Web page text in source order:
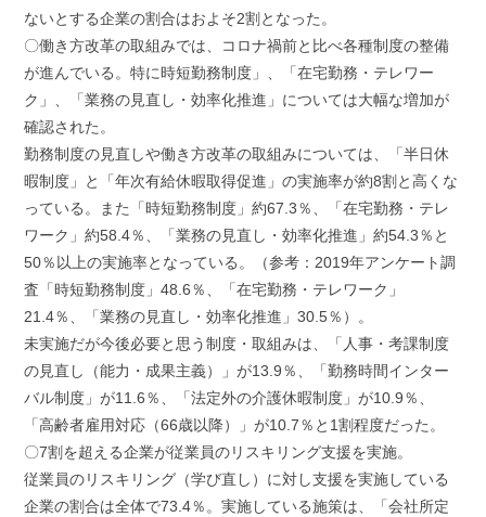
ないとする企業の割合はおよそ2割となった。
〇働き方改革の取組みでは、コロナ禍前と比べ各種制度の整備
が進んでいる。特に時短勤務制度」、「在宅勤務・テレワー
ク」、「業務の見直し・効率化推進」については大幅な増加が
確認された。
勤務制度の見直しや働き方改革の取組みについては、「半日休
暇制度」と「年次有給休暇取得促進」の実施率が約8割と高くな
っている。また「時短勤務制度」約67.3％、「在宅勤務・テレ
ワーク」約58.4％、「業務の見直し・効率化推進」約54.3％と
50％以上の実施率となっている。（参考：2019年アンケート調
査「時短勤務制度」48.6％、「在宅勤務・テレワーク」
21.4％、「業務の見直し・効率化推進」30.5％）。
未実施だが今後必要と思う制度・取組みは、「人事・考課制度
の見直し（能力・成果主義）」が13.9％、「勤務時間インター
バル制度」が11.6％、「法定外の介護休暇制度」が10.9％、
「高齢者雇用対応（66歳以降）」が10.7％と1割程度だった。
〇7割を超える企業が従業員のリスキリング支援を実施。
従業員のリスキリング（学び直し）に対し支援を実施している
企業の割合は全体で73.4％。実施している施策は、「会社所定